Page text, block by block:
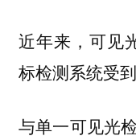
近年来，可见
标检测系统受
与单一可见光